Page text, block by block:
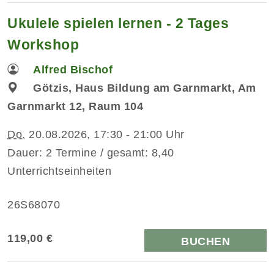
Ukulele spielen lernen - 2 Tages
Workshop
Alfred Bischof
Götzis, Haus Bildung am Garnmarkt, Am
Garnmarkt 12, Raum 104
Do. 20.08.2026, 17:30 - 21:00 Uhr
Dauer: 2 Termine / gesamt: 8,40
Unterrichtseinheiten
26S68070
119,00 € BUCHEN